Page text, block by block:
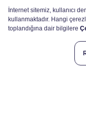
Çifte Havuzlar
Davutpaşa
İnternet sitemiz, kullanıcı
kullanmaktadır. Hangi
toplandığına dair bilgilere